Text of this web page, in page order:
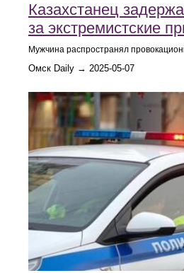
Казахстанец
за экстремистские
Мужчина распространял
Омск Daily → 2025-05-07